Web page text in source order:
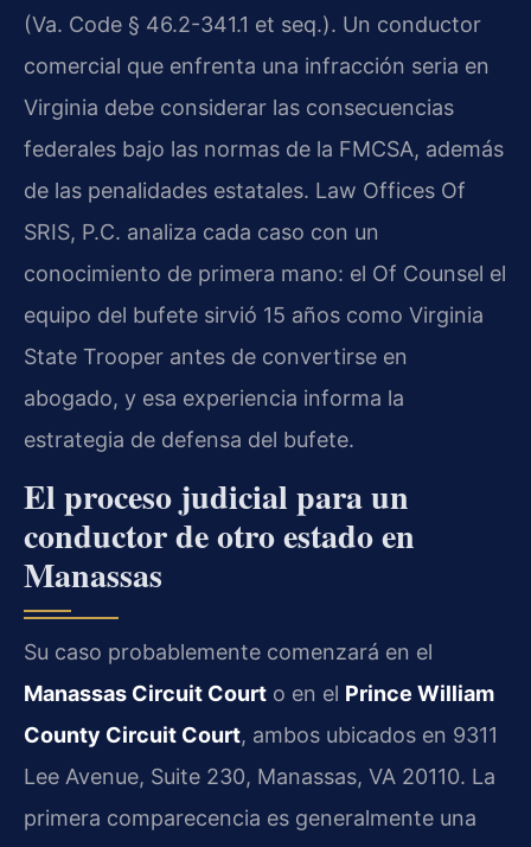
(Va. Code § 46.2-341.1 et seq.). Un conductor
comercial que enfrenta una infracción seria en
Virginia debe considerar las consecuencias
federales bajo las normas de la FMCSA, además
de las penalidades estatales. Law Offices Of
SRIS, P.C. analiza cada caso con un
conocimiento de primera mano: el Of Counsel el
equipo del bufete sirvió 15 años como Virginia
State Trooper antes de convertirse en
abogado, y esa experiencia informa la
estrategia de defensa del bufete.
El proceso judicial para un
conductor de otro estado en
Manassas
Su caso probablemente comenzará en el
Manassas Circuit Court o en el Prince William
County Circuit Court, ambos ubicados en 9311
Lee Avenue, Suite 230, Manassas, VA 20110. La
primera comparecencia es generalmente una